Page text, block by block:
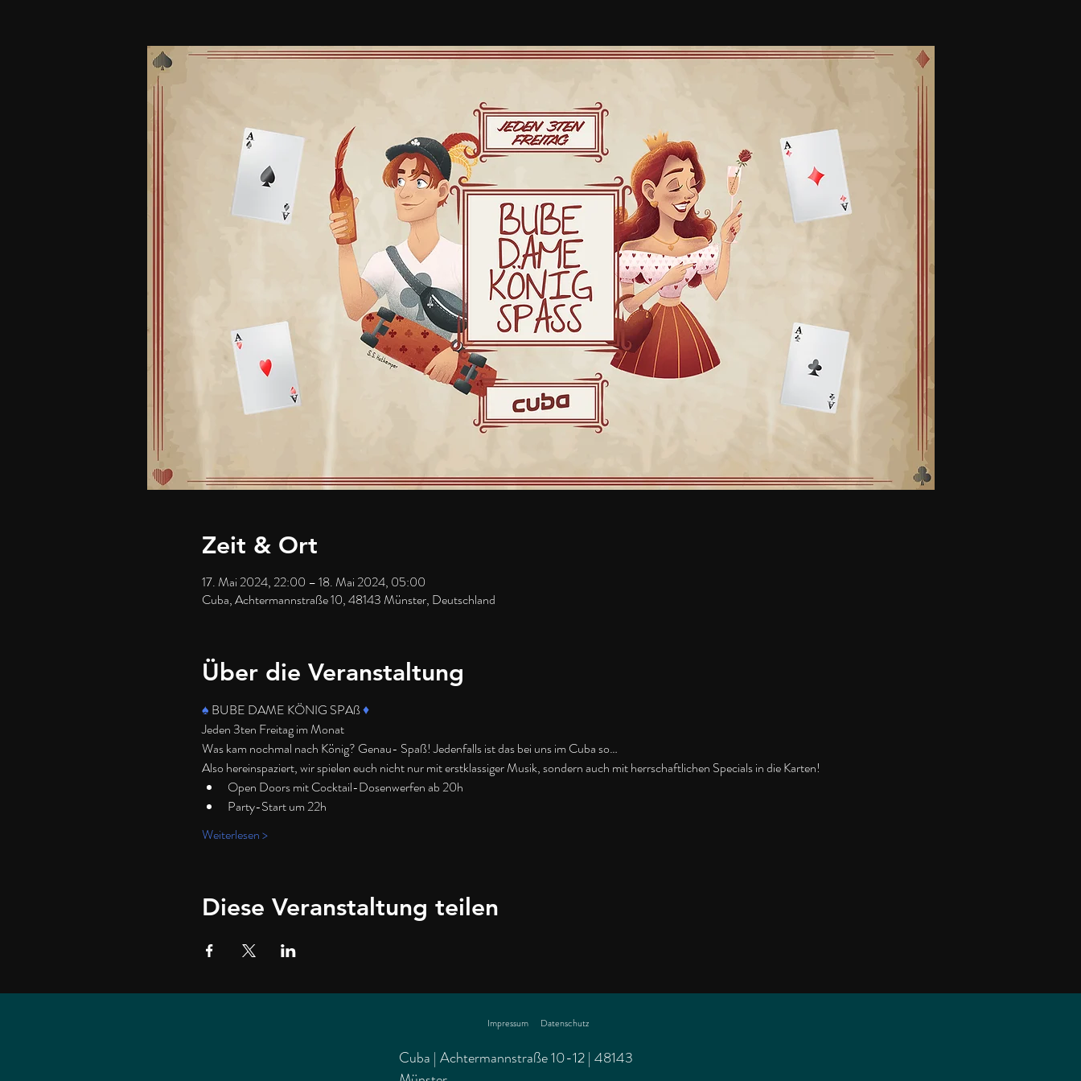
Zeit & Ort
17. Mai 2024, 22:00 – 18. Mai 2024, 05:00
Cuba, Achtermannstraße 10, 48143 Münster, Deutschland
Über die Veranstaltung
♠️ BUBE DAME KÖNIG SPAß ♦️
Jeden 3ten Freitag im Monat
Was kam nochmal nach König? Genau- Spaß! Jedenfalls ist das bei uns im Cuba so…
Also hereinspaziert, wir spielen euch nicht nur mit erstklassiger Musik, sondern auch mit herrschaftlichen Specials in die Karten!
Open Doors mit Cocktail-Dosenwerfen ab 20h
Party-Start um 22h
Weiterlesen >
Diese Veranstaltung teilen
Impressum Datenschutz
Cuba | Achtermannstraße 10-12 | 48143